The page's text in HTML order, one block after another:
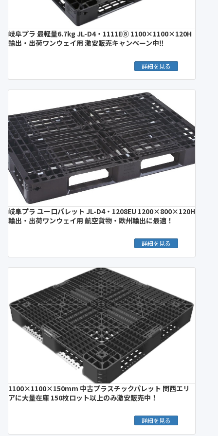
岐阜プラ 最軽量6.7kg JL-D4・1111E⑧ 1100×1100×120H
輸出・出荷ワンウェイ用 激安販売キャンペーン中‼︎
詳細を見る
岐阜プラ ユーロパレット JL-D4・1208EU 1200×800×120H
輸出・出荷ワンウェイ用 航空貨物・欧州輸出に最適！
詳細を見る
1100×1100×150mm 中古プラスチックパレット 関西エリ
アに大量在庫 150枚ロット以上のみ激安販売中！
詳細を見る